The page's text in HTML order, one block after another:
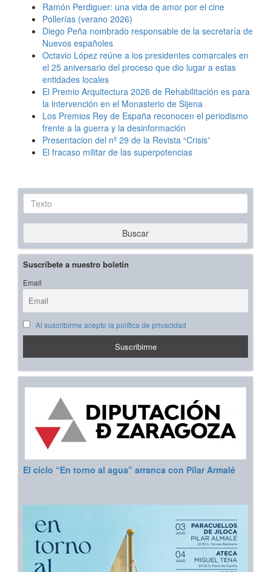
Ramón Perdiguer: una vida de amor por el cine
Pollerías (verano 2026)
Diego Peña nombrado responsable de la secretaría de
Nuevos españoles
Octavio López reúne a los presidentes comarcales en
el 25 aniversario del proceso que dio lugar a estas
entidades locales
El Premio Arquitectura 2026 de Rehabilitación es para
la intervención en el Monasterio de Sijena
Los Premios Rey de España reconocen el periodismo
frente a la guerra y la desinformación
Presentacion del nº 29 de la Revista “Crisis”
El fracaso militar de las superpotencias
Texto
Buscar
Suscríbete a nuestro boletín
Email
Al suscribirme acepto la política de privacidad
El ciclo “En torno al agua” arranca con Pilar Armalé